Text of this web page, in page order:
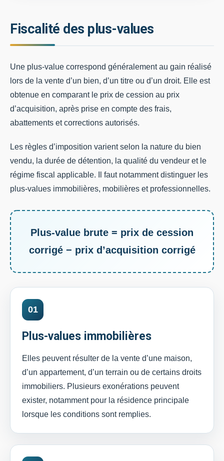
Fiscalité des plus-values
Une plus-value correspond généralement au gain réalisé
lors de la vente d’un bien, d’un titre ou d’un droit. Elle est
obtenue en comparant le prix de cession au prix
d’acquisition, après prise en compte des frais,
abattements et corrections autorisés.
Les règles d’imposition varient selon la nature du bien
vendu, la durée de détention, la qualité du vendeur et le
régime fiscal applicable. Il faut notamment distinguer les
plus-values immobilières, mobilières et professionnelles.
Plus-value brute = prix de cession
corrigé − prix d’acquisition corrigé
01
Plus-values immobilières
Elles peuvent résulter de la vente d’une maison,
d’un appartement, d’un terrain ou de certains droits
immobiliers. Plusieurs exonérations peuvent
exister, notamment pour la résidence principale
lorsque les conditions sont remplies.